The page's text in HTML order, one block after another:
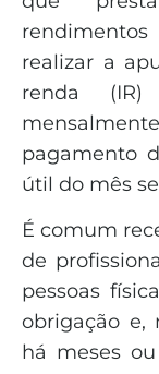
realizar a
renda (IR)
pagamento
útil do mês
É comum
de
pessoas
obrigação e,
há meses